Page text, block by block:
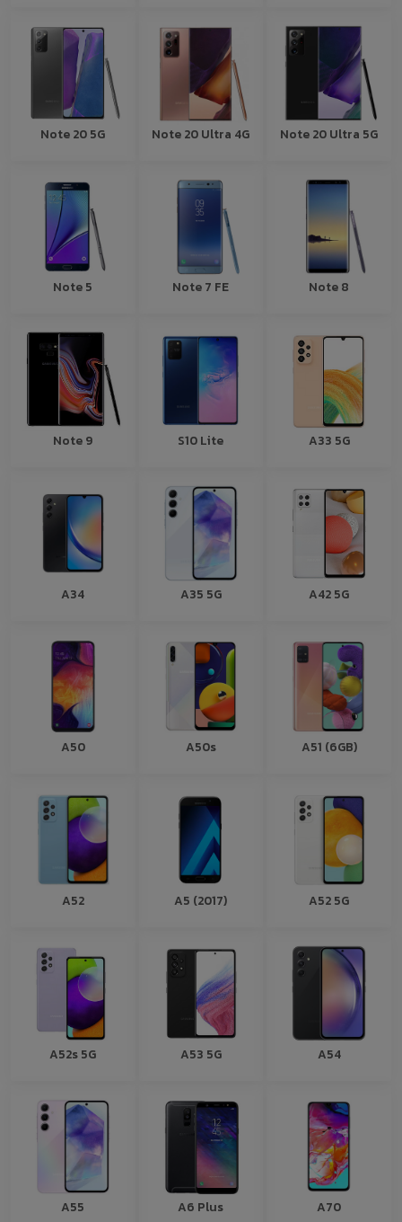
Note 20 5G Note 20 Ultra 4G Note 20 Ultra 5G
Note 5 Note 7 FE Note 8
Note 9 S10 Lite A33 5G
A34 A35 5G A42 5G
A50 A50s A51 (6GB)
A52 A5 (2017) A52 5G
A52s 5G A53 5G A54
A55 A6 Plus A70